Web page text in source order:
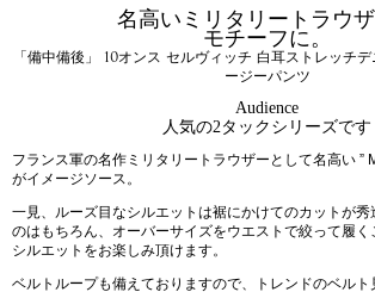
名高いミリタリートラウ
モチーフに。
「備中備後」 10オンス セルヴィッチ 白耳ストレッチ
ージーパンツ
Audience
人気の2タックシリーズです
フランス軍の名作ミリタリートラウザーとして名高い ”
がイメージソース。
一見、ルーズ目なシルエットは裾にかけてのカットが秀
のはもちろん、オーバーサイズをウエストで絞って履
シルエットをお楽しみ頂けます。
ベルトループも備えておりますので、トレンドのベルト